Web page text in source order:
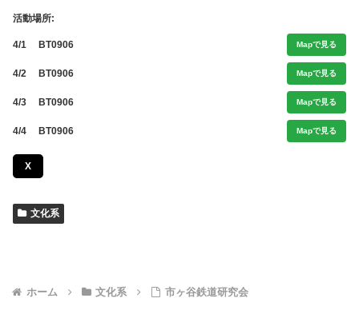
活動場所:
4/1 BT0906 Mapで見る
4/2 BT0906 Mapで見る
4/3 BT0906 Mapで見る
4/4 BT0906 Mapで見る
X
文化系
ホーム 文化系 市ヶ谷鉄道研究会